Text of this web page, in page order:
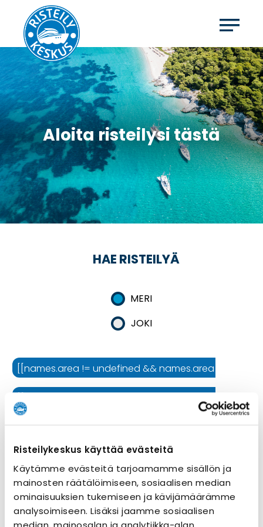
Risteilykeskus käyttää evästeitä
Käytämme evästeitä tarjoamamme sisällön ja
mainosten räätälöimiseen, sosiaalisen median
ominaisuuksien tukemiseen ja kävijämäärämme
analysoimiseen. Lisäksi jaamme sosiaalisen
Aloita risteilysi tästä
HAE RISTEILYÄ
MERI
JOKI
[[names.area != undefined && names.area != '' ?
[[names.cruiseline != undefined && names.cruiseline
[[names.ship != undefined && names.ship != '' ?
Risteilyn kesto